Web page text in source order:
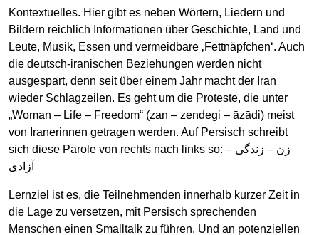
Kontextuelles. Hier gibt es neben Wörtern, Liedern und
Bildern reichlich Informationen über Geschichte, Land und
Leute, Musik, Essen und vermeidbare ‚Fettnäpfchen‘. Auch
die deutsch-iranischen Beziehungen werden nicht
ausgespart, denn seit über einem Jahr macht der Iran
wieder Schlagzeilen. Es geht um die Proteste, die unter
„Woman – Life – Freedom“ (zan – zendegi – āzādi) meist
von Iranerinnen getragen werden. Auf Persisch schreibt
sich diese Parole von rechts nach links so: زن – زندگی –
آزادی
Lernziel ist es, die Teilnehmenden innerhalb kurzer Zeit in
die Lage zu versetzen, mit Persisch sprechenden
Menschen einen Smalltalk zu führen. Und an potenziellen